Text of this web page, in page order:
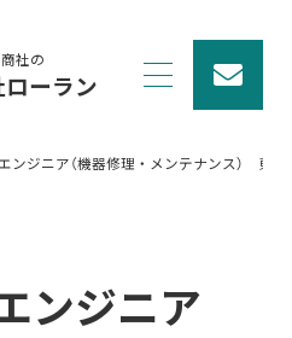
社の
ーラン
ンジニア（機器修理・メンテナンス） 東京
ンジニア